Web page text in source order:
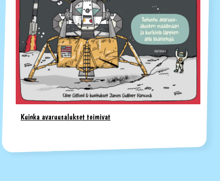
Kuinka avaruusalukset toimivat